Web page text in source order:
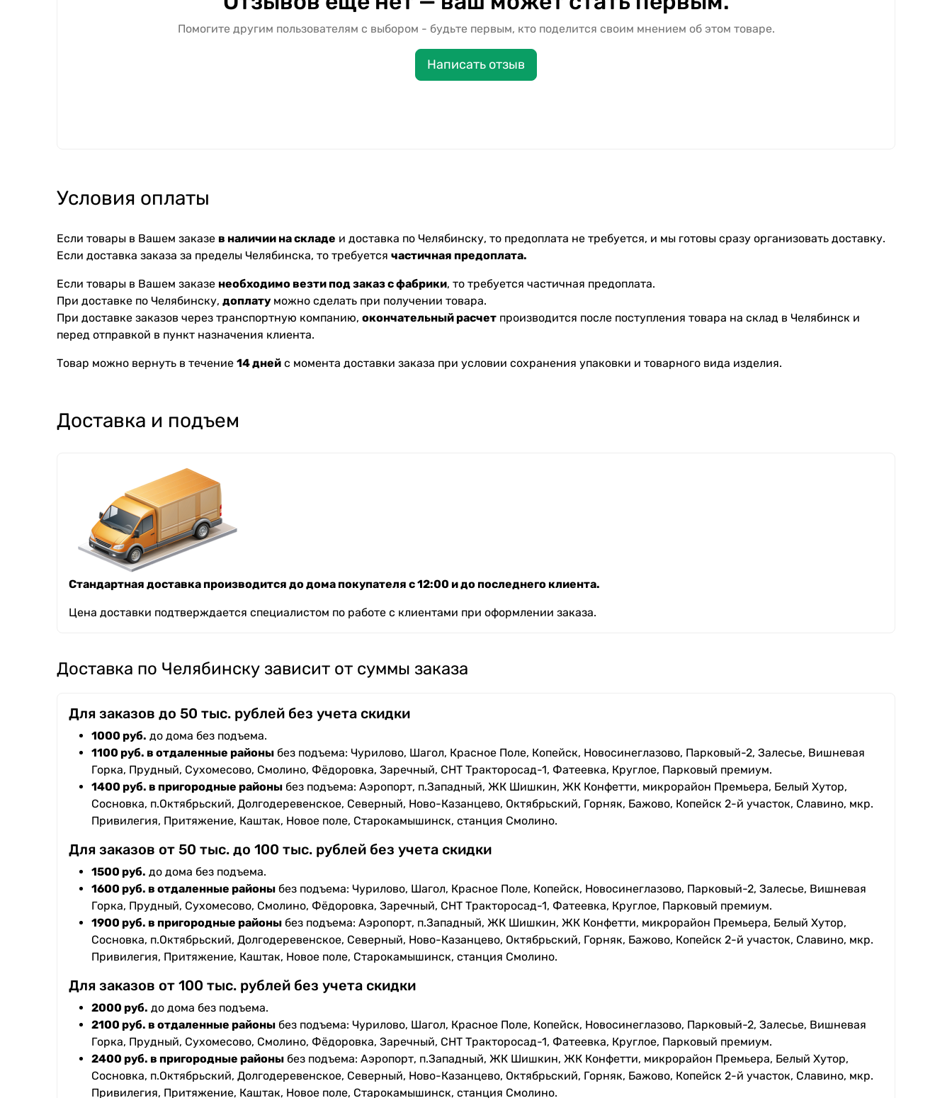
Помогите другим пользователям с выбором - будьте первым, кто поделится своим мнением об этом товаре.
Написать отзыв
Условия оплаты
Если товары в Вашем заказе в наличии на складе и доставка по Челябинску, то предоплата не требуется, и мы готовы сразу организовать доставку.
Если доставка заказа за пределы Челябинска, то требуется частичная предоплата.
Если товары в Вашем заказе необходимо везти под заказ с фабрики, то требуется частичная предоплата.
При доставке по Челябинску, доплату можно сделать при получении товара.
При доставке заказов через транспортную компанию, окончательный расчет производится после поступления товара на склад в Челябинск и
перед отправкой в пункт назначения клиента.
Товар можно вернуть в течение 14 дней с момента доставки заказа при условии сохранения упаковки и товарного вида изделия.
Доставка и подъем
Стандартная доставка производится до дома покупателя с 12:00 и до последнего клиента.
Цена доставки подтверждается специалистом по работе с клиентами при оформлении заказа.
Доставка по Челябинску зависит от суммы заказа
Для заказов до 50 тыс. рублей без учета скидки
1000 руб. до дома без подъема.
1100 руб. в отдаленные районы без подъема: Чурилово, Шагол, Красное Поле, Копейск, Новосинеглазово, Парковый-2, Залесье, Вишневая
Горка, Прудный, Сухомесово, Смолино, Фёдоровка, Заречный, СНТ Тракторосад-1, Фатеевка, Круглое, Парковый премиум.
1400 руб. в пригородные районы без подъема: Аэропорт, п.Западный, ЖК Шишкин, ЖК Конфетти, микрорайон Премьера, Белый Хутор,
Сосновка, п.Октябрьский, Долгодеревенское, Северный, Ново-Казанцево, Октябрьский, Горняк, Бажово, Копейск 2-й участок, Славино, мкр.
Привилегия, Притяжение, Каштак, Новое поле, Старокамышинск, станция Смолино.
Для заказов от 50 тыс. до 100 тыс. рублей без учета скидки
1500 руб. до дома без подъема.
1600 руб. в отдаленные районы без подъема: Чурилово, Шагол, Красное Поле, Копейск, Новосинеглазово, Парковый-2, Залесье, Вишневая
Горка, Прудный, Сухомесово, Смолино, Фёдоровка, Заречный, СНТ Тракторосад-1, Фатеевка, Круглое, Парковый премиум.
1900 руб. в пригородные районы без подъема: Аэропорт, п.Западный, ЖК Шишкин, ЖК Конфетти, микрорайон Премьера, Белый Хутор,
Сосновка, п.Октябрьский, Долгодеревенское, Северный, Ново-Казанцево, Октябрьский, Горняк, Бажово, Копейск 2-й участок, Славино, мкр.
Привилегия, Притяжение, Каштак, Новое поле, Старокамышинск, станция Смолино.
Для заказов от 100 тыс. рублей без учета скидки
2000 руб. до дома без подъема.
2100 руб. в отдаленные районы без подъема: Чурилово, Шагол, Красное Поле, Копейск, Новосинеглазово, Парковый-2, Залесье, Вишневая
Горка, Прудный, Сухомесово, Смолино, Фёдоровка, Заречный, СНТ Тракторосад-1, Фатеевка, Круглое, Парковый премиум.
2400 руб. в пригородные районы без подъема: Аэропорт, п.Западный, ЖК Шишкин, ЖК Конфетти, микрорайон Премьера, Белый Хутор,
Сосновка, п.Октябрьский, Долгодеревенское, Северный, Ново-Казанцево, Октябрьский, Горняк, Бажово, Копейск 2-й участок, Славино, мкр.
Привилегия, Притяжение, Каштак, Новое поле, Старокамышинск, станция Смолино.